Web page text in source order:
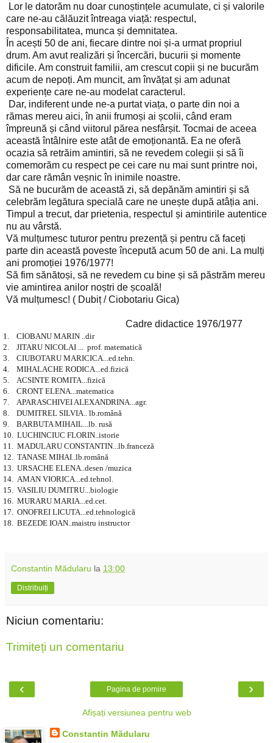
Lor le datorăm nu doar cunoștințele acumulate, ci și valorile
care ne-au călăuzit întreaga viață: respectul,
responsabilitatea, munca și demnitatea.
În acești 50 de ani, fiecare dintre noi și-a urmat propriul
drum. Am avut realizări și încercări, bucurii și momente
dificile. Am construit familii, am crescut copii și ne bucurăm
acum de nepoți. Am muncit, am învățat și am adunat
experiențe care ne-au modelat caracterul.
Dar, indiferent unde ne-a purtat viața, o parte din noi a
rămas mereu aici, în anii frumoși ai școlii, când eram
împreună și când viitorul părea nesfârșit. Tocmai de aceea
această întâlnire este atât de emoționantă. Ea ne oferă
ocazia să retrăim amintiri, să ne revedem colegii și să îi
comemorăm cu respect pe cei care nu mai sunt printre noi,
dar care rămân veșnic în inimile noastre.
Să ne bucurăm de această zi, să depănăm amintiri și să
celebrăm legătura specială care ne unește după atâția ani.
Timpul a trecut, dar prietenia, respectul și amintirile autentice
nu au vârstă.
Vă mulțumesc tuturor pentru prezență și pentru că faceți
parte din această poveste începută acum 50 de ani. La mulți
ani promoției 1976/1977!
Să fim sănătoși, să ne revedem cu bine și să păstrăm mereu
vie amintirea anilor noștri de școală!
Vă mulțumesc! ( Dubiț / Ciobotariu Gica)
Cadre didactice 1976/1977
1.
CIOBANU MARIN ..dir
2.
JITARU NICOLAI ... prof. matematică
3.
CIUBOTARU MARICICA...ed.tehn.
4.
MIHALACHE RODICA...ed.fizică
5.
ACSINTE ROMITA...fizică
6.
CRONT ELENA...matematica
7.
APARASCHIVEI ALEXANDRINA...agr.
8.
DUMITREL SILVIA.. lb.română
9.
BARBUTA MIHAIL...lb. rusă
10.
LUCHINCIUC FLORIN..istorie
11.
MADULARU CONSTANTIN...lb.franceză
12.
TANASE MIHAI..lb.română
13.
URSACHE ELENA..desen /muzica
14.
AMAN VIORICA...ed.tehnol.
15.
VASILIU DUMITRU...biologie
16.
MURARU MARIA...ed.cet.
17.
ONOFREI LICUTA...ed.tehnologică
18.
BEZEDE IOAN..maistru instructor
Constantin Mădularu la 13:00
Distribuiți
Niciun comentariu:
Trimiteți un comentariu
‹ ›
Pagina de pornire
Afișați versiunea pentru web
Constantin Mădularu